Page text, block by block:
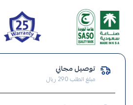
افياش
توصيل مجاني
مبلغ الطلب 290 ريال